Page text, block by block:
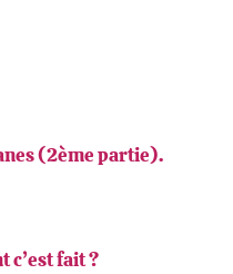
(2ème partie).
c’est fait ?